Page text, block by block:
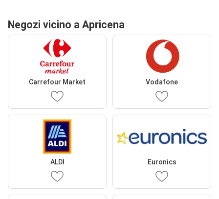
Negozi vicino a Apricena
Carrefour Market Vodafone
ALDI Euronics